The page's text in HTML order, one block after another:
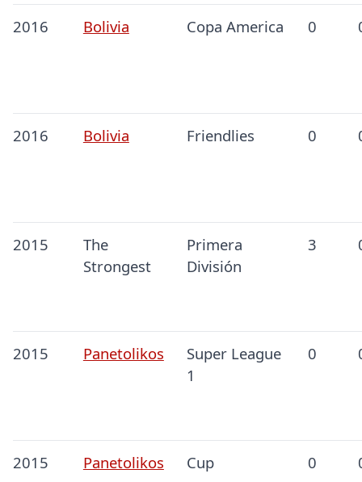
2016 Bolivia Copa America 0
2016 Bolivia Friendlies 0
2015
The
Strongest
Primera
División
3
2015 Panetolikos
Super League
1
0
2015 Panetolikos Cup 0